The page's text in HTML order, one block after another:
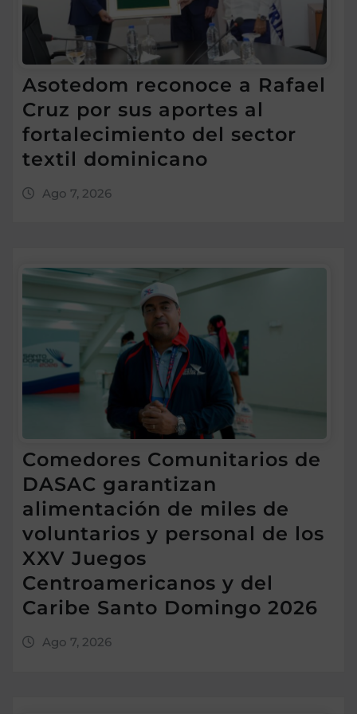
Asotedom reconoce a Rafael
Cruz por sus aportes al
fortalecimiento del sector
textil dominicano
Ago 7, 2026
Comedores Comunitarios de
DASAC garantizan
alimentación de miles de
voluntarios y personal de los
XXV Juegos
Centroamericanos y del
Caribe Santo Domingo 2026
Ago 7, 2026